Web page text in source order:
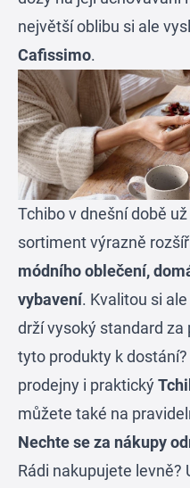
největší oblibu si ale
Cafissimo.
Tchibo v dnešní době
sortiment výrazně
módního oblečení,
vybavení. Kvalitou si
drží vysoký standard za
tyto produkty k
prodejny i praktický
můžete také na
Nechte se za nákupy
Rádi nakupujete levně?